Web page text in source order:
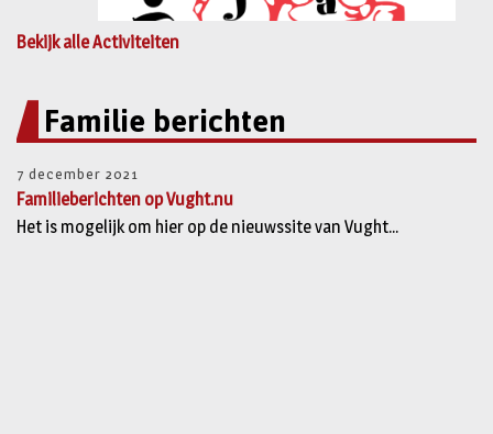
Bekijk alle Activiteiten
Familie berichten
7 december 2021
Familieberichten op Vught.nu
Het is mogelijk om hier op de nieuwssite van Vught...